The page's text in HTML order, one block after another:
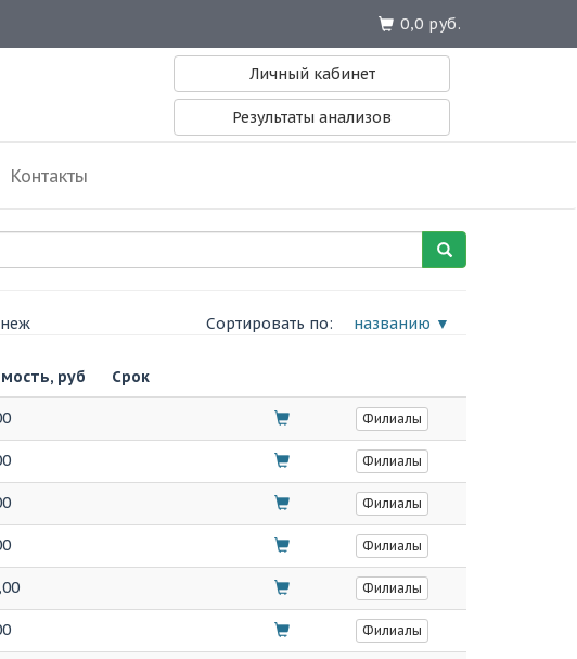
0,0 руб.
Личный кабинет
Результаты анализов
Контакты
Сортировать по: названию ▼
руб Срок
Филиалы
Филиалы
Филиалы
Филиалы
Филиалы
Филиалы